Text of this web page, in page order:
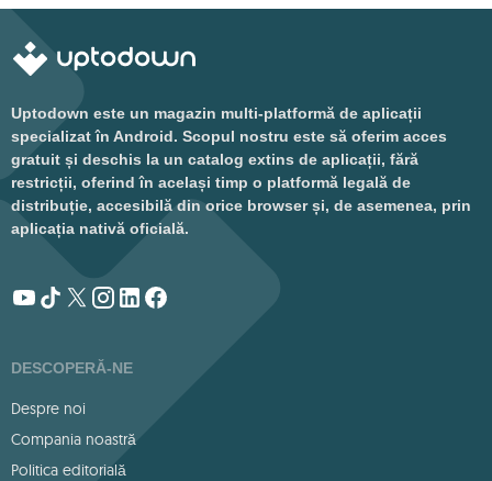
Uptodown este un magazin multi-platformă de aplicații
specializat în Android. Scopul nostru este să oferim acces
gratuit și deschis la un catalog extins de aplicații, fără
restricții, oferind în același timp o platformă legală de
distribuție, accesibilă din orice browser și, de asemenea, prin
aplicația nativă oficială.
DESCOPERĂ-NE
Despre noi
Compania noastră
Politica editorială